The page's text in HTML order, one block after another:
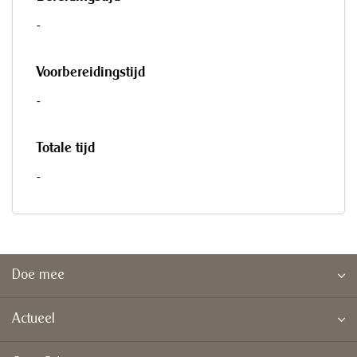
-
Voorbereidingstijd
-
Totale tijd
-
Doe mee
Actueel